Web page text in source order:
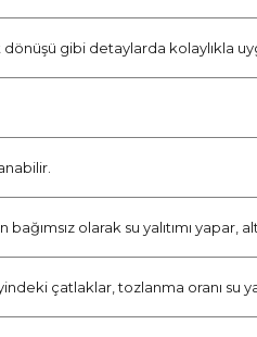
gibi detaylarda kolaylıkla
olarak su yalıtımı yapar,
çatlaklar, tozlanma oranı su